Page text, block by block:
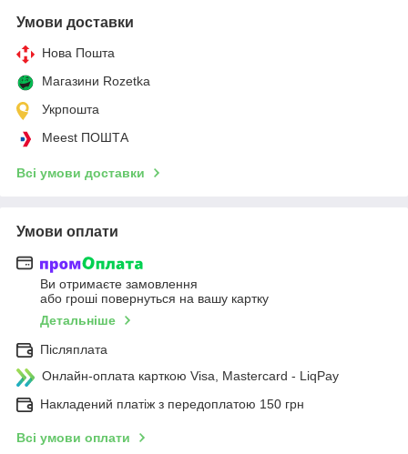
Умови доставки
Нова Пошта
Магазини Rozetka
Укрпошта
Meest ПОШТА
Всі умови доставки
Умови оплати
Ви отримаєте замовлення
або гроші повернуться на вашу картку
Детальніше
Післяплата
Онлайн-оплата карткою Visa, Mastercard - LiqPay
Накладений платіж з передоплатою 150 грн
Всі умови оплати